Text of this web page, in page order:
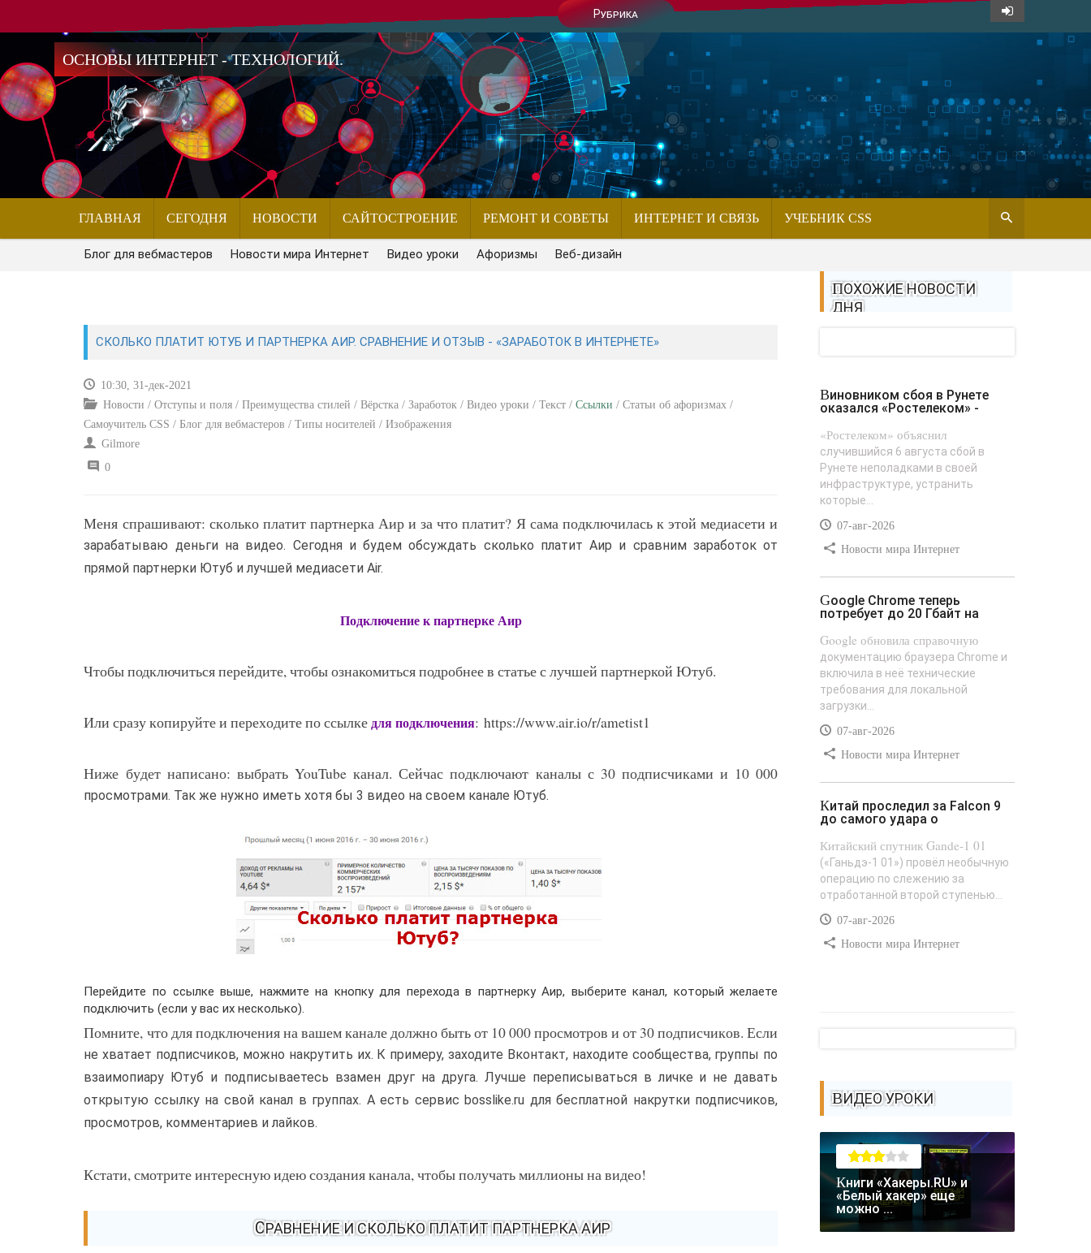
Рубрика
ОСНОВЫ ИНТЕРНЕТ - ТЕХНОЛОГИЙ.
ГЛАВНАЯ СЕГОДНЯ НОВОСТИ САЙТОСТРОЕНИЕ РЕМОНТ И СОВЕТЫ ИНТЕРНЕТ И СВЯЗЬ УЧЕБНИК CSS
Блог для вебмастеров Новости мира Интернет Видео уроки Афоризмы Веб-дизайн
СКОЛЬКО ПЛАТИТ ЮТУБ И ПАРТНЕРКА АИР. СРАВНЕНИЕ И ОТЗЫВ - «ЗАРАБОТОК В ИНТЕРНЕТЕ»
10:30, 31-дек-2021
Новости / Отступы и поля / Преимущества стилей / Вёрстка / Заработок / Видео уроки / Текст /Ссылки / Статьи об афоризмах /
Самоучитель CSS / Блог для вебмастеров / Типы носителей / Изображения
Gilmore
0
Меня спрашивают: сколько платит партнерка Аир и за что платит? Я сама подключилась к этой медиасети и
зарабатываю деньги на видео. Сегодня и будем обсуждать сколько платит Аир и сравним заработок от
прямой партнерки Ютуб и лучшей медиасети Air.
Подключение к партнерке Аир
Чтобы подключиться перейдите, чтобы ознакомиться подробнее в статье с лучшей партнеркой Ютуб.
Или сразу копируйте и переходите по ссылкедля подключения: https://www.air.io/r/ametist1
Ниже будет написано: выбрать YouTube канал. Сейчас подключают каналы с 30 подписчиками и 10 000
просмотрами. Так же нужно иметь хотя бы 3 видео на своем канале Ютуб.
Перейдите по ссылке выше, нажмите на кнопку для перехода в партнерку Аир, выберите канал, который желаете
подключить (если у вас их несколько).
Помните, что для подключения на вашем канале должно быть от 10 000 просмотров и от 30 подписчиков. Если
не хватает подписчиков, можно накрутить их. К примеру, заходите Вконтакт, находите сообщества, группы по
взаимопиару Ютуб и подписываетесь взамен друг на друга. Лучше переписываться в личке и не давать
открытую ссылку на свой канал в группах. А есть сервис bosslike.ru для бесплатной накрутки подписчиков,
просмотров, комментариев и лайков.
Кстати, смотрите интересную идею создания канала, чтобы получать миллионы на видео!
СРАВНЕНИЕ И СКОЛЬКО ПЛАТИТ ПАРТНЕРКА АИР
ПОХОЖИЕ НОВОСТИ
ДНЯ
Виновником сбоя в Рунете
оказался «Ростелеком» -
«Ростелеком» объяснил
случившийся 6 августа сбой в
Рунете неполадками в своей
инфраструктуре, устранить
которые...
07-авг-2026
Новости мира Интернет
Google Chrome теперь
потребует до 20 Гбайт на
Google обновила справочную
документацию браузера Chrome и
включила в неё технические
требования для локальной
загрузки...
07-авг-2026
Новости мира Интернет
Китай проследил за Falcon 9
до самого удара о
Китайский спутник Gande-1 01
(«Ганьдэ-1 01») провёл необычную
операцию по слежению за
отработанной второй ступенью...
07-авг-2026
Новости мира Интернет
ВИДЕО УРОКИ
Книги «Хакеры.RU» и
«Белый хакер» еще
можно ...